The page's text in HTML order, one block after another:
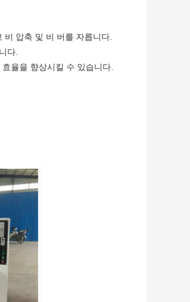
비 압축 및 비 버를 자릅니다.
다.
율을 향상시킬 수 있습니다.